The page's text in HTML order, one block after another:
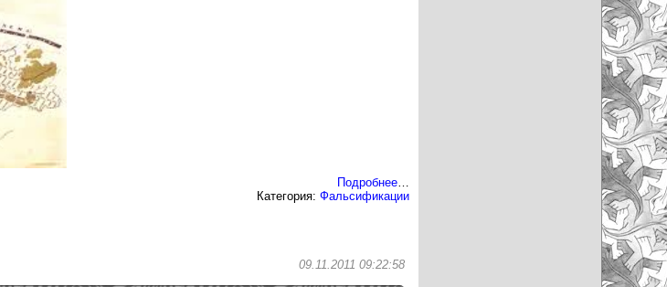
Подробнее…
Категория: Фальсификации
09.11.2011 09:22:58